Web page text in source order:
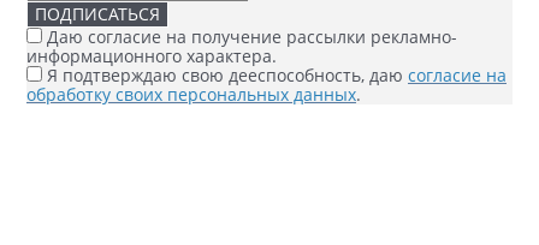
ПОДПИСАТЬСЯ
Даю согласие на получение рассылки рекламно-
информационного характера.
Я подтверждаю свою дееспособность, даю согласие на
обработку своих персональных данных.